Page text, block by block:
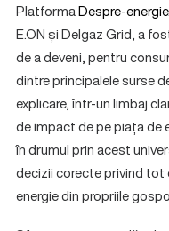
PlatformaDespre-
E.ON și Delgaz Grid, a
de a deveni, pentru
dintre principalele surse
explicare, într-un limbaj
de impact de pe piața de
în drumul prin acest
decizii corecte privind tot
energie din propriile